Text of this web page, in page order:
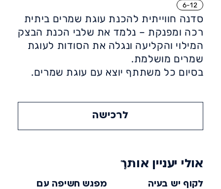
6-12
סדנה חווייתית להכנת עוגת שמרים ביתית
רכה ומפנקת – נלמד את שלבי הכנת הבצק
המילוי והקליעה ונגלה את הסודות לעוגת
שמרים מושלמת.
בסיום כל משתתף יוצא עם עוגת שמרים.
לרכישה
אולי יעניין אותך
לקוף יש בעיה
מפגש חשיפה עם